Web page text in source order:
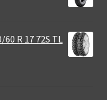
R 17 72S TL